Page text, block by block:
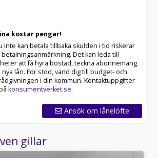
kostar pengar!
inte kan betala tillbaka skulden i tid riskerar
Det kan leda till
att få hyra bostad, teckna abonnemang
nya lån. För stöd, vänd dig till budget- och
i din kommun. Kontaktuppgifter
konsumentverket.se.
Ansök om lånelöfte
gillar